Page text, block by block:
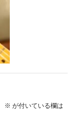
※ が付いている欄は